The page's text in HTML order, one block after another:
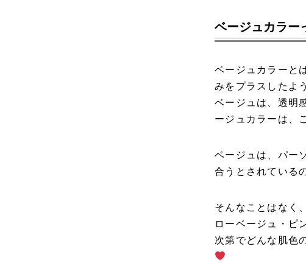
ベージュカラー
ベージュカラーと
みをプラスしたよ
ベージュは、透明
ージュカラーは、
ベージュは、パー
合うとされている
そんなことはなく、
ローベージュ・ピ
次第でどんな肌色